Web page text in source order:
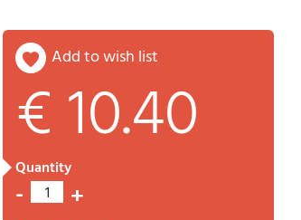
Cart
add to wish list
€ 10.40
quantity
- 1 +